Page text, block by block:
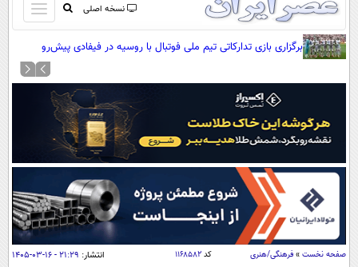
نسخه اصلی
باز
و
کردن
صفحه اول
نظرسنجی
آب و هوا
اوقات شرعی
پیوند ها
سواد زندگی
اقتصاد
برگزاری بازی تدارکاتی تیم ملی فوتبال با روسیه در فیفادی پیش‌رو
صفحه نخست » فرهنگی/هنری کد۱۱۶۸۵۸۲ انتشار: ۲۱:۲۹ - ۱۶-۰۳-۱۴۰۵